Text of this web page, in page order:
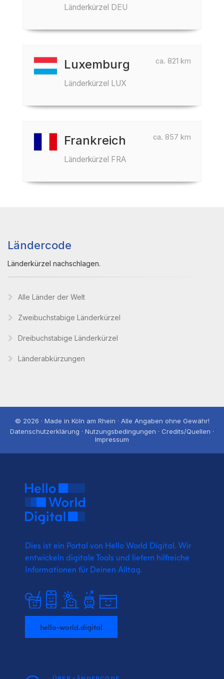
Länderkürzel DEU
ca. 821 km
Luxemburg
Länderkürzel LUX
ca. 857 km
Frankreich
Länderkürzel FRA
Ländercode
Länderkürzel nachschlagen.
Alle Länder der Welt
Zweibuchstabige Länderkürzel
Dreibuchstabige Länderkürzel
Länderabkürzungen
© 2026 · Made in Köln am Rhein · Alle Angaben ohne Gewähr!
Datenschutzerklärung · Nutzungsbedingungen · Credits/Quellen ·
Impressum
Dies ist ein Portal von Hello World Digital. Wir
entwickeln digitale Tools und liefern hilfreiche
Informationen für Deinen Alltag.
hello-world.digital